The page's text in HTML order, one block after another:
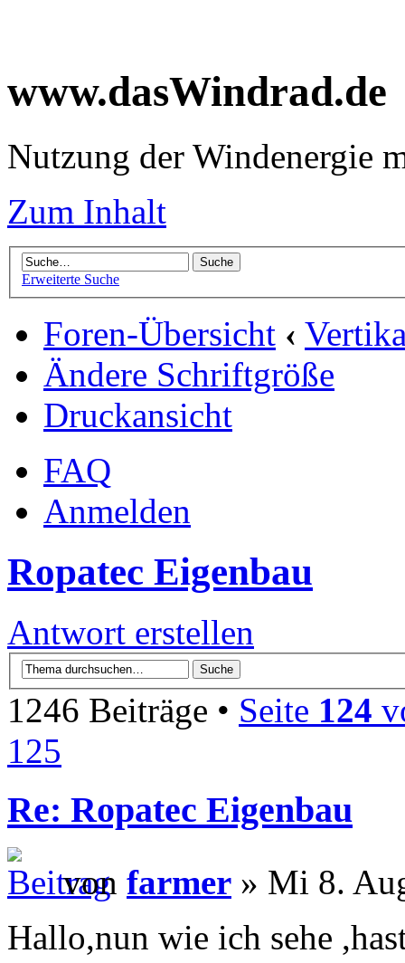
www.dasWindrad.de
Nutzung der Windenergie
Zum Inhalt
Erweiterte Suche
Foren-Übersicht ‹
Ändere Schriftgröße
Druckansicht
FAQ
Anmelden
Ropatec Eigenbau
Antwort erstellen
1246 Beiträge • Seite 124
125
Re: Ropatec Eigenbau
von farmer » Mi 8.
Hallo,nun wie ich sehe